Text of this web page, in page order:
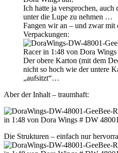
Ich hatte ja versprochen,
unter die Lupe zu nehmen …
Fangen wir an – und zwar mit
Verpackungen:
Der obere Karton (mit dem
nicht so hoch wie der untere
„aufsitzt“…
Aber der Inhalt – traumhaft:
Die Strukturen – einfach nur